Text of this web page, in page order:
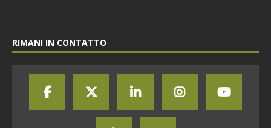
RIMANI IN CONTATTO